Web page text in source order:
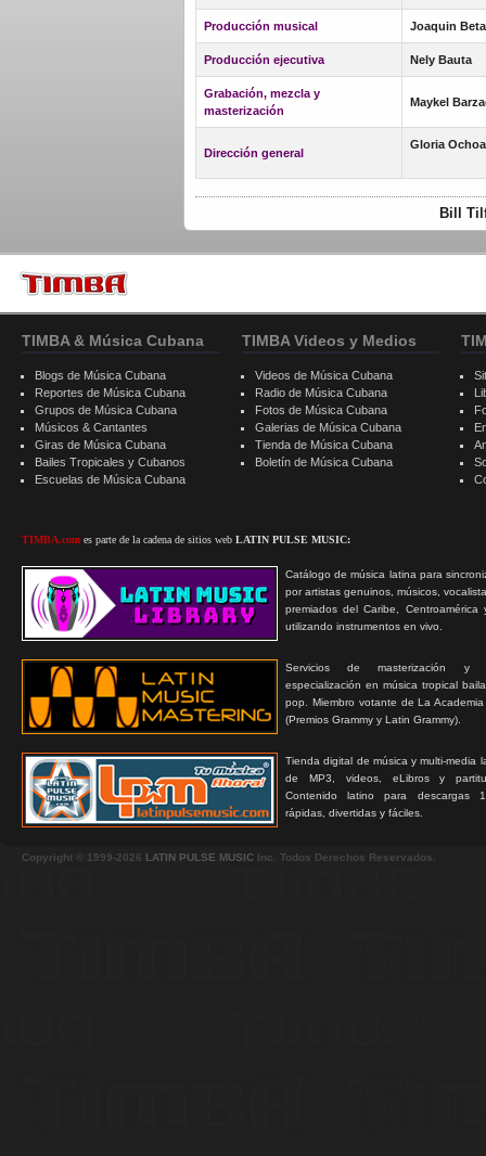
Producción musical Joaquin
Producción ejecutiva Nely Bauta
Grabación, mezcla y
masterización
Maykel
Dirección general
Gloria
Bill
TIMBA & Música Cubana
Blogs de Música Cubana
Reportes de Música Cubana
Grupos de Música Cubana
Músicos & Cantantes
Giras de Música Cubana
Bailes Tropicales y Cubanos
Escuelas de Música Cubana
TIMBA.com es parte de la cadena de sitios web LATIN PULSE MUSIC:
Catálogo de música latina para
por artistas genuinos, músicos,
premiados del Caribe, Centroamérica
utilizando instrumentos en vivo.
Servicios de masterización y
especialización en música tropical
pop. Miembro votante de La
(Premios Grammy y Latin Grammy).
Tienda digital de música y multi-media
de MP3, videos, eLibros y
Contenido latino para descargas
rápidas, divertidas y fáciles.
TIMBA Videos y Medios
Videos de Música Cubana
Radio de Música Cubana
Fotos de Música Cubana
Galerias de Música Cubana
Tienda de Música Cubana
Boletín de Música Cubana
Copyright © 1999-2026 LATIN PULSE MUSIC Inc. Todos Derechos Reservados.